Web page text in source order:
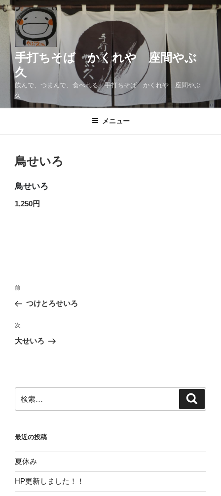
コ
手打ちそば かくれや 座間やぶ
久
飲んで、つまんで、食べれる 手打ちそば かくれや 座間やぶ
久
メニュー
鳥せいろ
鳥せいろ
1,250円
投
ナ
ビ
ゲ
ン
前
の
稿
前
つけとろせいろ
次
の
次
大せいろ
索:
最近の投稿
夏休み
HP更新しました！！